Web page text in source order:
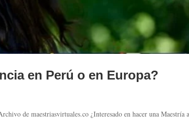
en Perú o en Europa?
de maestriasvirtuales.co ¿Interesado en hacer una Maestría